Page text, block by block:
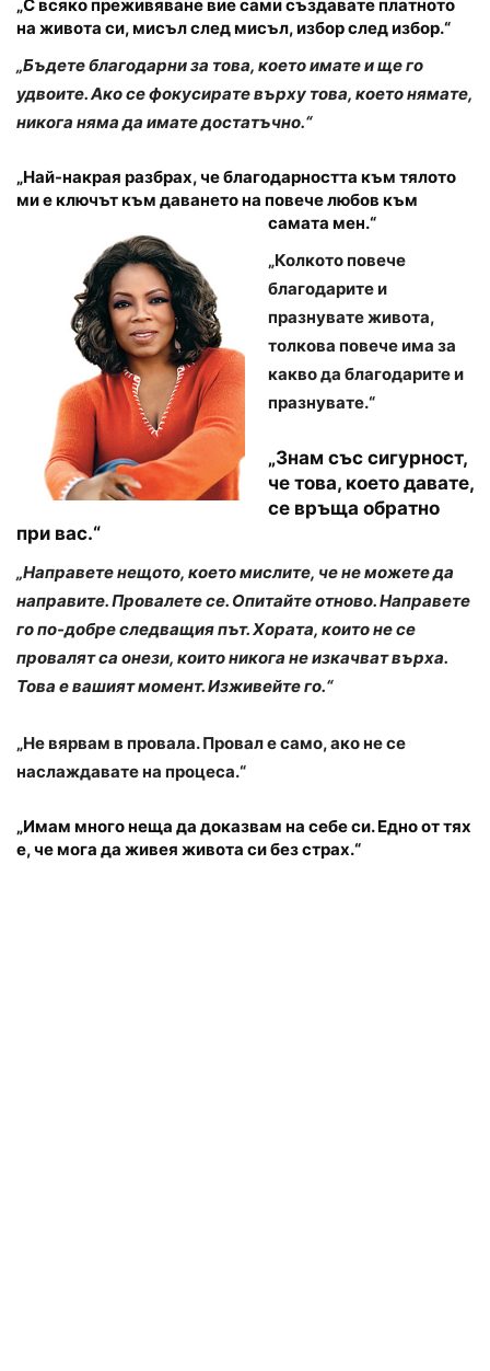
„С всяко преживяване вие сами създавате платното
на живота си, мисъл след мисъл, избор след избор.“
„Бъдете благодарни за това, което имате и ще го
удвоите. Ако се фокусирате върху това, което нямате,
никога няма да имате достатъчно.“
„Най-накрая разбрах, че благодарността към тялото
ми е ключът към даването на повече любов към
самата мен.“
„Колкото повече
благодарите и
празнувате живота,
толкова повече има за
какво да благодарите и
празнувате.“
„Знам със сигурност,
че това, което давате,
се връща обратно
при вас.“
„Направете нещото, което мислите, че не можете да
направите. Провалете се. Опитайте отново. Направете
го по-добре следващия път. Хората, които не се
провалят са онези, които никога не изкачват върха.
Това е вашият момент. Изживейте го.“
„Не вярвам в провала. Провал е само, ако не се
наслаждавате на процеса.“
„Имам много неща да доказвам на себе си. Едно от тях
е, че мога да живея живота си без страх.“